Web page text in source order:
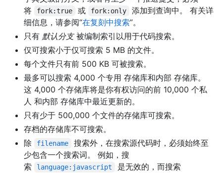
将
fork:true 或 fork:only
添加到查询中。 有关详
细信息，请参阅“在复刻中搜索”。
只有 默认分支被编制索引以用于代码搜索。
仅可搜索小于仅可搜索 5 MB 的文件。
每个文件只有前 500 KB 可被搜索。
最多可以搜索 4,000 个专用 存储库和内部 存储库。
这 4,000 个存储库将是你有权访问的前 10,000 个私
人 和内部 存储库中最近更新的。
只有少于 500,000 个文件的存储库可搜索。
存档的存储库不可搜索。
除
filename
搜索外，在搜索源代码时，必须始终至
少包含一个搜索词。 例如，搜
索
language:javascript 是无效的，而搜索